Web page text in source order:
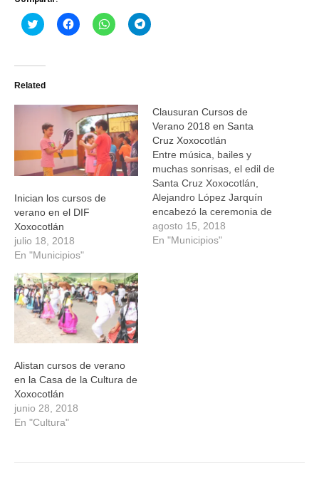
Haz
clic
Twitter
abre
una
ventana
nueva)
Haz
clic
una
ventana
nueva)
Haz
clic
una
ventana
nueva)
Haz
clic
una
ventana
nueva)
Related
Inician los cursos de
verano en el DIF
Xoxocotlán
julio 18, 2018
En "Municipios"
Clausuran Cursos de
Verano 2018 en Santa
Cruz Xoxocotlán
Entre música, bailes y
muchas sonrisas, el edil de
Santa Cruz Xoxocotlán,
Alejandro López Jarquín
encabezó la ceremonia de
clausura de los Cursos de
Verano 2017 en donde
agosto 15, 2018
En "Municipios"
Alistan cursos de verano
en la Casa de la Cultura de
Xoxocotlán
junio 28, 2018
En "Cultura"